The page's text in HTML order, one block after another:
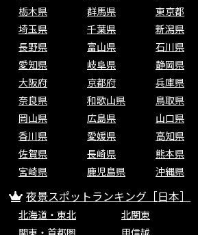
栃木県
群馬県 東京都
埼玉県
千葉県 新潟県
長野県
富山県 石川県
愛知県
岐阜県 静岡県
大阪府
京都府 兵庫県
奈良県
和歌山県 鳥取県
岡山県
広島県 山口県
香川県
愛媛県 高知県
佐賀県
長崎県 熊本県
宮崎県
鹿児島県 沖縄県
夜景スポットランキング［日本］
北海道・東北
北関東
関東・首都圏
甲信越